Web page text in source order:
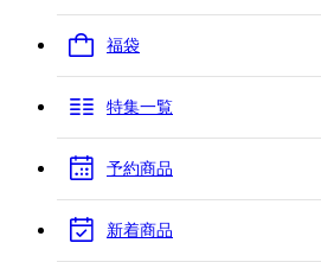
福袋
特集一覧
予約商品
新着商品